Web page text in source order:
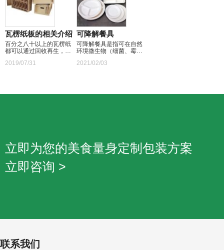
瓦楞纸板的相关介绍
百分之八十以上的瓦楞纸
都可以通过回收再生，瓦
码产品的包装，使用的范
2019/07/31
可降解餐具
可降解餐具是指可在自然
环境微生物（细菌、霉
发生生物化学反应，引起
2021/02/03
立即为您的美食量身定制包装方案
立即咨询 >
联系我们